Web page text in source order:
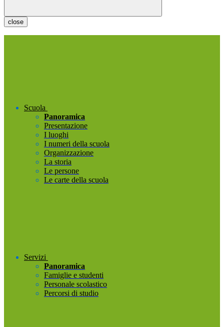
close
Scuola
Panoramica
Presentazione
I luoghi
I numeri della scuola
Organizzazione
La storia
Le persone
Le carte della scuola
Servizi
Panoramica
Famiglie e studenti
Personale scolastico
Percorsi di studio